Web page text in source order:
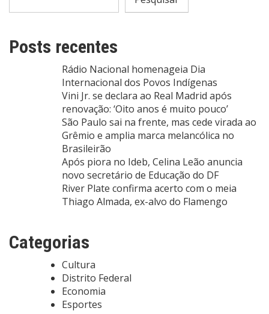
Posts recentes
Rádio Nacional homenageia Dia
Internacional dos Povos Indígenas
Vini Jr. se declara ao Real Madrid após
renovação: ‘Oito anos é muito pouco’
São Paulo sai na frente, mas cede virada ao
Grêmio e amplia marca melancólica no
Brasileirão
Após piora no Ideb, Celina Leão anuncia
novo secretário de Educação do DF
River Plate confirma acerto com o meia
Thiago Almada, ex-alvo do Flamengo
Categorias
Cultura
Distrito Federal
Economia
Esportes